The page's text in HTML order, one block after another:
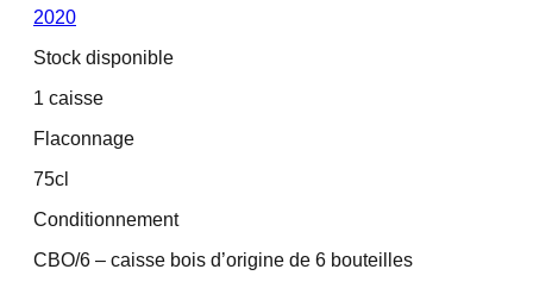
2020
Stock disponible
1 caisse
Flaconnage
75cl
Conditionnement
CBO/6 – caisse bois d’origine de 6 bouteilles